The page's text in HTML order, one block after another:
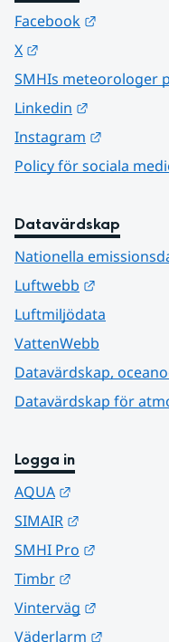
Facebook
X
SMHIs meteorologer
Linkedin
Instagram
Policy för sociala
Datavärdskap
Nationella
Luftwebb
Luftmiljödata
VattenWebb
Datavärdskap,
Datavärdskap för
Logga in
AQUA
SIMAIR
SMHI Pro
Timbr
Vinterväg
Väderlarm